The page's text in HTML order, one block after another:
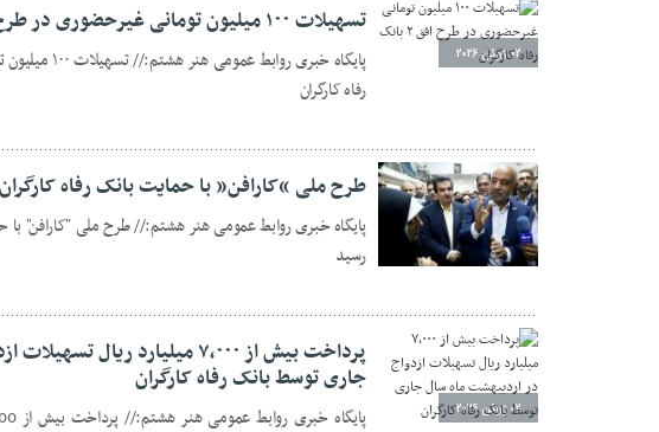
02 ژوئن 2026
تسهیلات ۱۰۰ میلیون تومانی غیرحضوری در طرح افق ۲ بانک رفاه کارگران
رفاه کارگران
02 ژوئن 2026
طرح ملی “کارافن” با حمایت بانک رفاه
پایگاه خبری روابط عمومی هنر هشتم:// طرح ملی "کارافن" با
رسید
02 ژوئن 2026
پرداخت بیش از ۷,۰۰۰ میلیارد
جاری توسط بانک رفاه کارگران